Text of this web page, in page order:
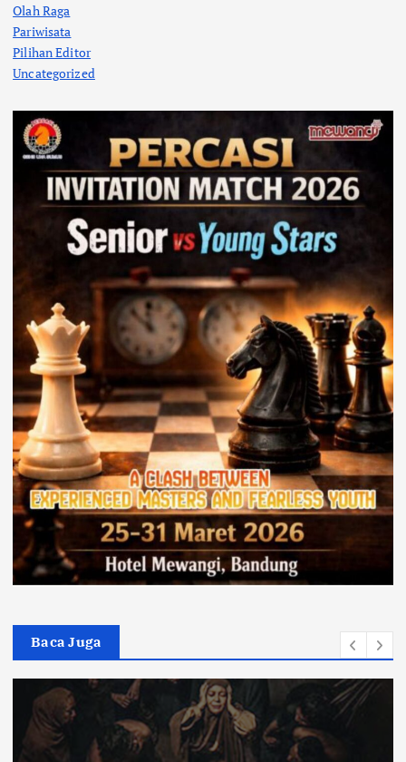
Olah Raga
Pariwisata
Pilihan Editor
Uncategorized
Baca Juga